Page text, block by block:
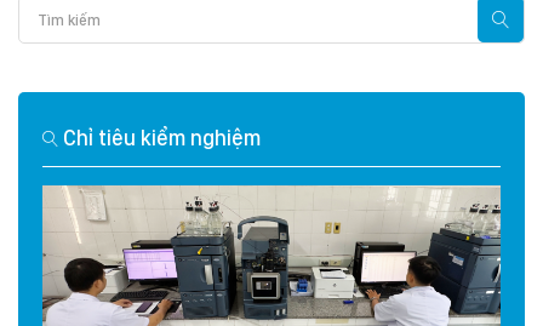
Chỉ tiêu kiểm nghiệm